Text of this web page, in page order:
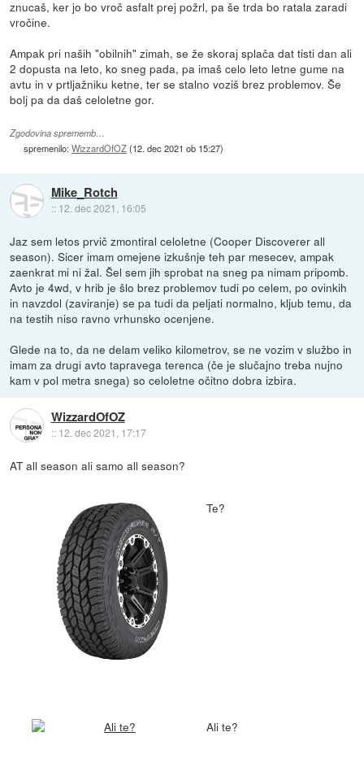
znucaš, ker jo bo vroč asfalt prej požrl, pa še trda bo ratala zaradi
vročine.
Ampak pri naših "obilnih" zimah, se že skoraj splača dat tisti dan ali
2 dopusta na leto, ko sneg pada, pa imaš celo leto letne gume na
avtu in v prtljažniku ketne, ter se stalno voziš brez problemov. Še
bolj pa da daš celoletne gor.
Zgodovina sprememb…
spremenilo:WizzardOfOZ(12. dec 2021 ob 15:27)
Mike_Rotch
:: 12. dec 2021, 16:05
Jaz sem letos prvič zmontiral celoletne (Cooper Discoverer all
season). Sicer imam omejene izkušnje teh par mesecev, ampak
zaenkrat mi ni žal. Šel sem jih sprobat na sneg pa nimam pripomb.
Avto je 4wd, v hrib je šlo brez problemov tudi po celem, po ovinkih
in navzdol (zaviranje) se pa tudi da peljati normalno, kljub temu, da
na testih niso ravno vrhunsko ocenjene.
Glede na to, da ne delam veliko kilometrov, se ne vozim v službo in
imam za drugi avto tapravega terenca (če je slučajno treba nujno
kam v pol metra snega) so celoletne očitno dobra izbira.
WizzardOfOZ
:: 12. dec 2021, 17:17
AT all season ali samo all season?
Te?
Ali te?